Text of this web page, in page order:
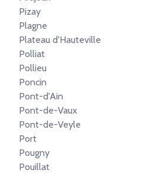
Pizay
Plagne
Plateau d'Hauteville
Polliat
Pollieu
Poncin
Pont-d'Ain
Pont-de-Vaux
Pont-de-Veyle
Port
Pougny
Pouillat